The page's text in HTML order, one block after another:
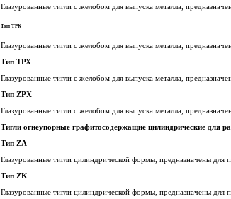
Глазурованные тигли с желобом для выпуска металла,
Тип ТРК
Глазурованные тигли с желобом для выпуска металла,
Тип ТРХ
Глазурованные тигли с желобом для выпуска металла,
Тип ZPX
Глазурованные тигли с желобом для выпуска металла,
Тигли огнеупорные графитосодержащие цилиндрические для
Тип ZA
Глазурованные тигли цилиндрической формы, предназначены для
Тип ZK
Глазурованные тигли цилиндрической формы, предназначены для